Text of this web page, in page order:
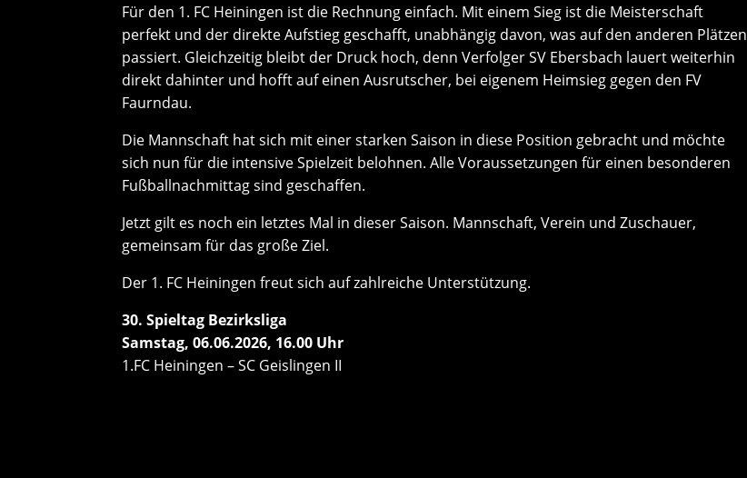
Für den 1. FC Heiningen ist die Rechnung einfach. Mit einem Sieg ist die Meisterschaft
perfekt und der direkte Aufstieg geschafft, unabhängig davon, was auf den anderen Plätzen
passiert. Gleichzeitig bleibt der Druck hoch, denn Verfolger SV Ebersbach lauert weiterhin
direkt dahinter und hofft auf einen Ausrutscher, bei eigenem Heimsieg gegen den FV
Faurndau.
Die Mannschaft hat sich mit einer starken Saison in diese Position gebracht und möchte
sich nun für die intensive Spielzeit belohnen. Alle Voraussetzungen für einen besonderen
Fußballnachmittag sind geschaffen.
Jetzt gilt es noch ein letztes Mal in dieser Saison. Mannschaft, Verein und Zuschauer,
gemeinsam für das große Ziel.
Der 1. FC Heiningen freut sich auf zahlreiche Unterstützung.
30. Spieltag Bezirksliga
Samstag, 06.06.2026, 16.00 Uhr
1.FC Heiningen – SC Geislingen II